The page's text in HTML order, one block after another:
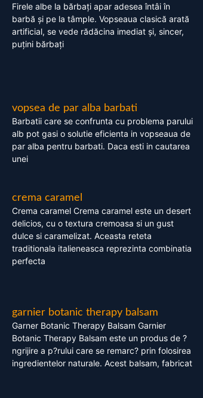
Firele albe la bărbați apar adesea întâi în
barbă și pe la tâmple. Vopseaua clasică arată
artificial, se vede rădăcina imediat și, sincer,
puțini bărbați
vopsea de par alba barbati
Barbatii care se confrunta cu problema parului
alb pot gasi o solutie eficienta in vopseaua de
par alba pentru barbati. Daca esti in cautarea
unei
crema caramel
Crema caramel Crema caramel este un desert
delicios, cu o textura cremoasa si un gust
dulce si caramelizat. Aceasta reteta
traditionala italieneasca reprezinta combinatia
perfecta
garnier botanic therapy balsam
Garner Botanic Therapy Balsam Garnier
Botanic Therapy Balsam este un produs de ?
ngrijire a p?rului care se remarc? prin folosirea
ingredientelor naturale. Acest balsam, fabricat